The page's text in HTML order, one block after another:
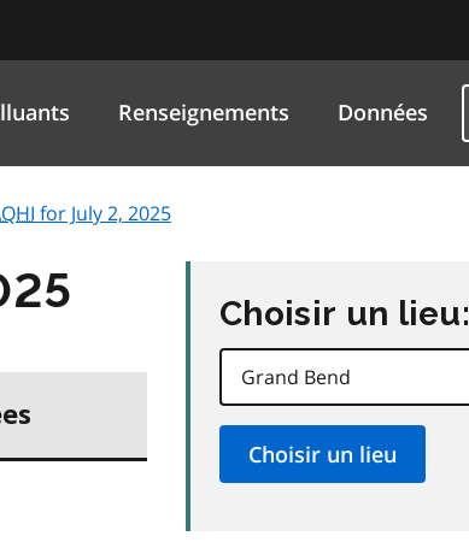
Renseignements Données
for July 2, 2025
Choisir un lieu: